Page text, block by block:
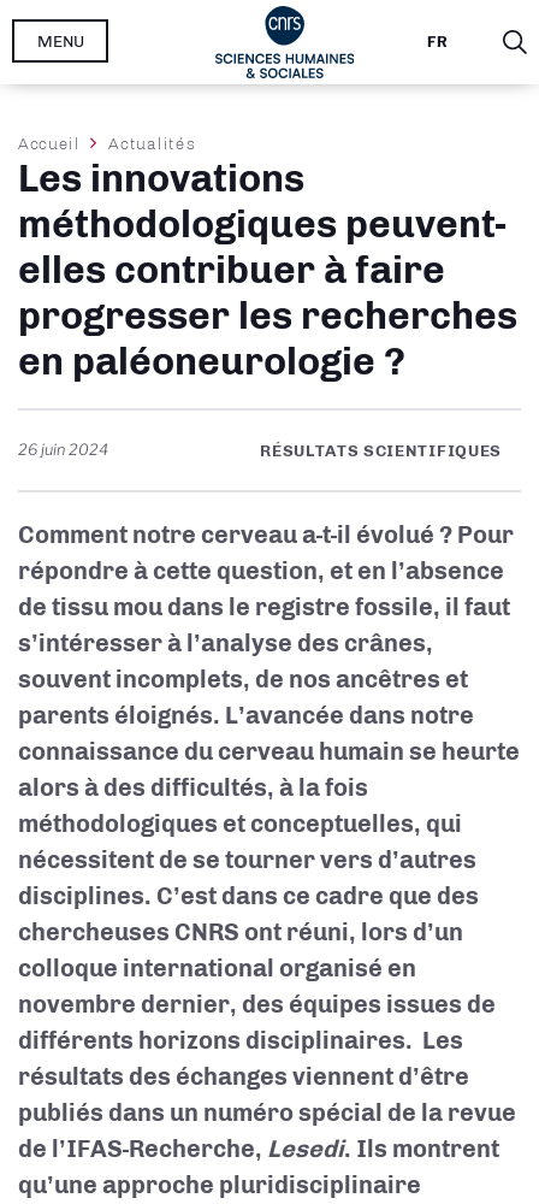
Aller
FR
MENU
Fil
d'Ariane
Accueil Actualités
Les innovations
méthodologiques peuvent-
elles contribuer à faire
progresser les recherches
en paléoneurologie ?
26 juin 2024 RÉSULTATS SCIENTIFIQUES
Comment notre cerveau a-t-il évolué ? Pour
répondre à cette question, et en l’absence
de tissu mou dans le registre fossile, il faut
s’intéresser à l’analyse des crânes,
souvent incomplets, de nos ancêtres et
parents éloignés. L’avancée dans notre
connaissance du cerveau humain se heurte
alors à des difficultés, à la fois
méthodologiques et conceptuelles, qui
nécessitent de se tourner vers d’autres
disciplines. C’est dans ce cadre que des
chercheuses CNRS ont réuni, lors d’un
colloque international organisé en
novembre dernier, des équipes issues de
différents horizons disciplinaires. Les
résultats des échanges viennent d’être
publiés dans un numéro spécial de la revue
de l’IFAS-Recherche, Lesedi. Ils montrent
qu’une approche pluridisciplinaire